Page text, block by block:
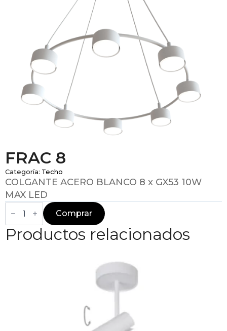
FRAC 8
Categoría: Techo
COLGANTE ACERO BLANCO 8 x GX53 10W
MAX LED
FRAC
Comprar
Productos relacionados